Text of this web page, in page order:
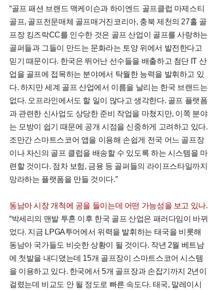
“골프 패션 브랜드 맥케이슨과 하이엔드 골프클럽 마제스티
골프, 골프전문매체 골프매거진코리아, 충북 제천의 27홀 골
프장 킹즈락CC를 인수한 것은 골프 산업이 골프를 사랑하는
골퍼들과 그들이 만드는 문화라는 토양 위에서 발전한다고
믿기 때문이다. 한국은 뛰어난 선수들을 배출하고 첨단 IT 산
업을 골프에 접목하는 분야에서 탁월한 능력을 발휘하고 있
다. 하지만 세계 골프 산업에서 이름을 날리는 한국 브랜드는
없다. 오프라인에서도 할 일이 많다고 생각한다. 골프 플랫폼
과 관련한 신사업도 상당한 준비 작업을 마쳤지만, 이쪽 분야
는 모방이 쉽기 때문에 공개 시점을 신중하게 고려하고 있다.
조만간 스마트스코어 앱을 이용해 손쉽게 전국 어느 골프장
이나 자신의 골프 클럽을 배송할 수 있도록 하는 시스템을 마
련할 것이다. 점차 보험, 금융 등 골퍼들의 라이프스타일까지
망라하는 플랫폼을 만들 것이다.”
동남아 시장 개척에 공을 들이는데 어떤 가능성을 보고 있나.
“박세리의 맨발 투혼 이후 한국 골프 산업은 패러다임이 바뀌
었다. 지금 LPGA투어에서 위력을 발휘하는 태국을 비롯해
동남아 국가들도 비슷한 상황이 될 것이다. 작년 2월 베트남
에 첫발을 내디뎠는데 15개 골프장이 스마트스코어 시스템
을 이용하고 있다. 한국에서 5개 골프장과 손잡기까지 2년이
걸렸는데 비교도 안 될 정도로 빠른 속도다. 태국, 말레이시